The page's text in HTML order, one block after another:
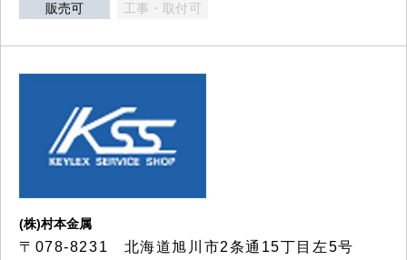
販売可 工事・取付可
(株)村本金属
〒078-8231 北海道旭川市2条通15丁目左5号